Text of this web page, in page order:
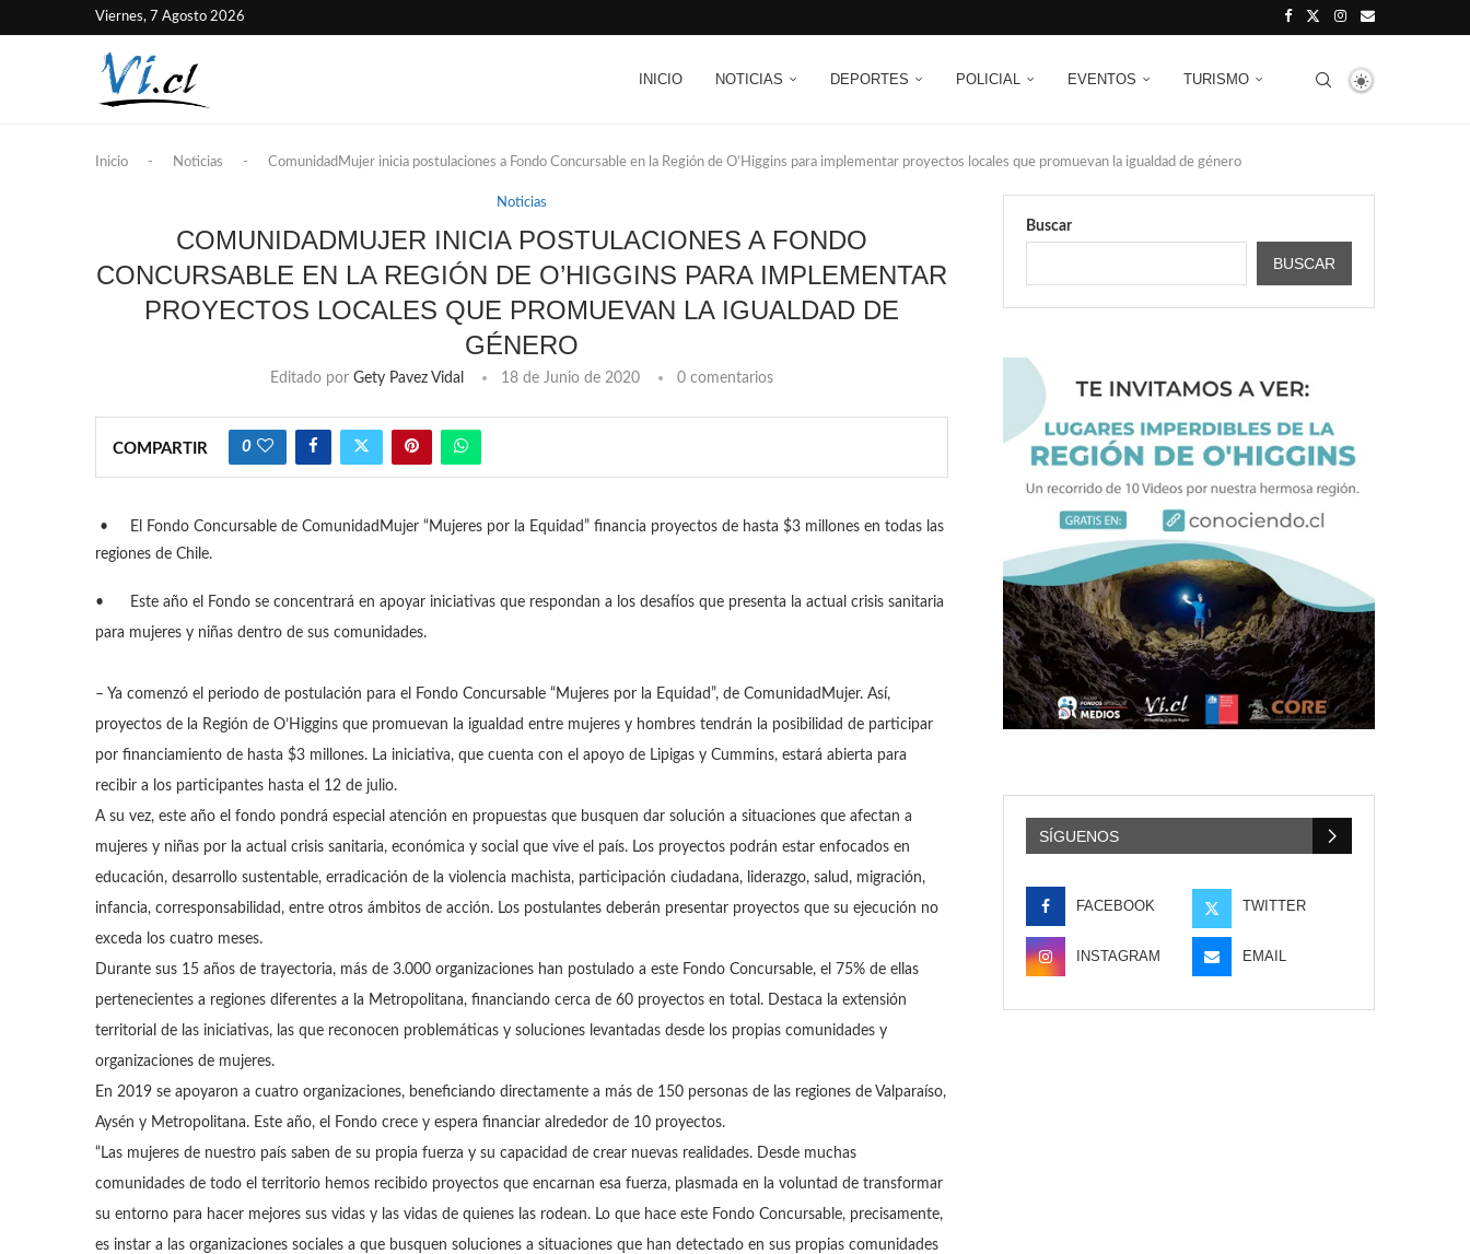
Viernes, 7 Agosto 2026
INICIO NOTICIAS DEPORTES POLICIAL EVENTOS TURISMO
Inicio - Noticias - ComunidadMujer inicia postulaciones a Fondo Concursable en la Región de O’Higgins para implementar proyectos locales que promuevan la igualdad de género
Noticias
COMUNIDADMUJER INICIA POSTULACIONES A FONDO
CONCURSABLE EN LA REGIÓN DE O’HIGGINS PARA IMPLEMENTAR
PROYECTOS LOCALES QUE PROMUEVAN LA IGUALDAD DE
GÉNERO
Editado por Gety Pavez Vidal 18 de Junio de 2020 0 comentarios
COMPARTIR 0
•
El Fondo Concursable de ComunidadMujer “Mujeres por la Equidad” financia proyectos de hasta $3 millones en todas las
regiones de Chile.
•
Este año el Fondo se concentrará en apoyar iniciativas que respondan a los desafíos que presenta la actual crisis sanitaria
para mujeres y niñas dentro de sus comunidades.
– Ya comenzó el periodo de postulación para el Fondo Concursable “Mujeres por la Equidad”, de ComunidadMujer. Así,
proyectos de la Región de O’Higgins que promuevan la igualdad entre mujeres y hombres tendrán la posibilidad de participar
por financiamiento de hasta $3 millones. La iniciativa, que cuenta con el apoyo de Lipigas y Cummins, estará abierta para
recibir a los participantes hasta el 12 de julio.
A su vez, este año el fondo pondrá especial atención en propuestas que busquen dar solución a situaciones que afectan a
mujeres y niñas por la actual crisis sanitaria, económica y social que vive el país. Los proyectos podrán estar enfocados en
educación, desarrollo sustentable, erradicación de la violencia machista, participación ciudadana, liderazgo, salud, migración,
infancia, corresponsabilidad, entre otros ámbitos de acción. Los postulantes deberán presentar proyectos que su ejecución no
exceda los cuatro meses.
Durante sus 15 años de trayectoria, más de 3.000 organizaciones han postulado a este Fondo Concursable, el 75% de ellas
pertenecientes a regiones diferentes a la Metropolitana, financiando cerca de 60 proyectos en total. Destaca la extensión
territorial de las iniciativas, las que reconocen problemáticas y soluciones levantadas desde los propias comunidades y
organizaciones de mujeres.
En 2019 se apoyaron a cuatro organizaciones, beneficiando directamente a más de 150 personas de las regiones de Valparaíso,
Aysén y Metropolitana. Este año, el Fondo crece y espera financiar alrededor de 10 proyectos.
“Las mujeres de nuestro país saben de su propia fuerza y su capacidad de crear nuevas realidades. Desde muchas
comunidades de todo el territorio hemos recibido proyectos que encarnan esa fuerza, plasmada en la voluntad de transformar
su entorno para hacer mejores sus vidas y las vidas de quienes las rodean. Lo que hace este Fondo Concursable, precisamente,
es instar a las organizaciones sociales a que busquen soluciones a situaciones que han detectado en sus propias comunidades
Buscar
BUSCAR
SÍGUENOS
FACEBOOK TWITTER
INSTAGRAM EMAIL